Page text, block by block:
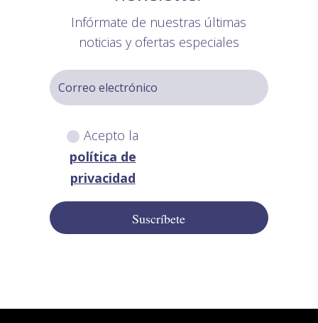
Infórmate de nuestras últimas
noticias y ofertas especiales
Acepto la
política de
privacidad
Suscríbete